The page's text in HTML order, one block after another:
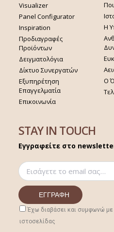
Visualizer
Panel Configurator
Inspiration
Προδιαγραφές
Προϊόντων
Δειγματολόγια
Δίκτυο Συνεργατών
Εξυπηρέτηση
Επαγγελματία
Επικοινωνία
Η
Ο
STAY IN TOUCH
Εγγραφείτε στο
Έχω διαβάσει και συμφωνώ με
ιστοσελίδας